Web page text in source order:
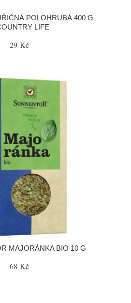
POLOHRUBÁ 400 G
LIFE
29 Kč
MAJORÁNKA BIO 10 G
68 Kč